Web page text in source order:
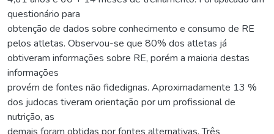
questionário para
obtenção de dados sobre conhecimento e consumo de RE
pelos atletas. Observou-se que 80% dos atletas já
obtiveram informações sobre RE, porém a maioria destas
informações
provém de fontes não fidedignas. Aproximadamente 13 %
dos judocas tiveram orientação por um profissional de
nutrição, as